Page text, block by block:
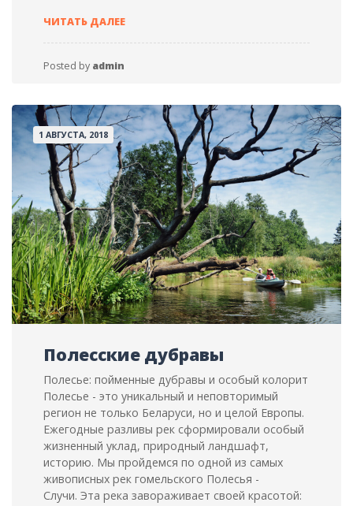
ЧИТАТЬ ДАЛЕЕДЫХАНИЕ
Posted by admin
1 АВГУСТА, 2018
Полесские дубравы
Полесье: пойменные дубравы и особый колорит
Полесье - это уникальный и неповторимый
регион не только Беларуси, но и целой Европы.
Ежегодные разливы рек сформировали особый
жизненный уклад, природный ландшафт,
историю. Мы пройдемся по одной из самых
живописных рек гомельского Полесья -
Случи. Эта река завораживает своей красотой: